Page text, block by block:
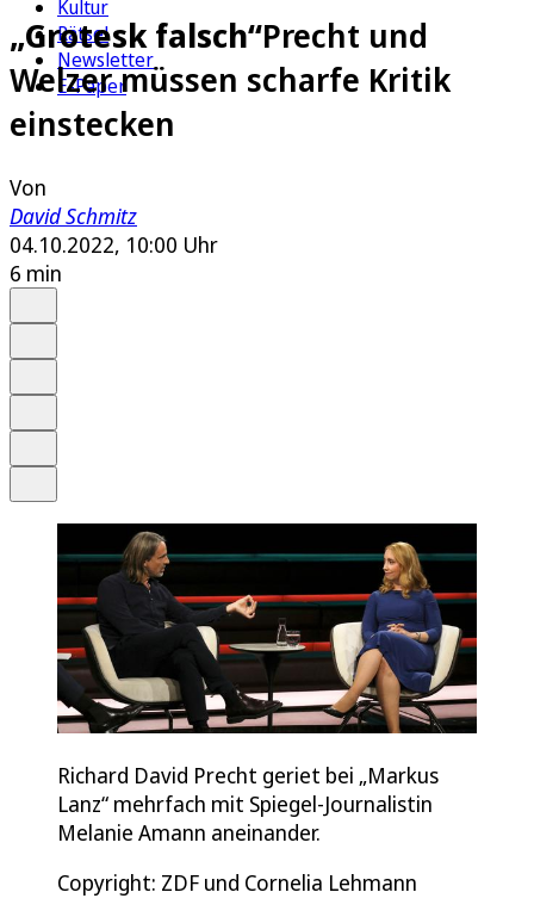
Kultur
Rätsel
Newsletter
E-Paper
„Grotesk falsch“Precht und
Welzer müssen scharfe Kritik
einstecken
Von
David Schmitz
04.10.2022, 10:00 Uhr
6 min
Richard David Precht geriet bei „Markus
Lanz“ mehrfach mit Spiegel-Journalistin
Melanie Amann aneinander.
Copyright: ZDF und Cornelia Lehmann